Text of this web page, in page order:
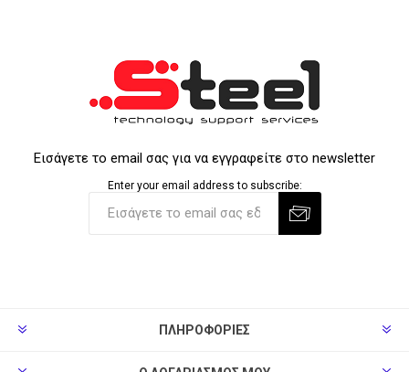
Εισάγετε το email σας για να εγγραφείτε στο newsletter
Enter your email address to subscribe:
ΠΛΗΡΟΦΟΡΊΕΣ